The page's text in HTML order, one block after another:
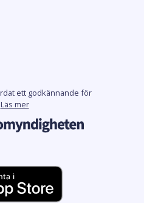
ett godkännande för
Läs mer